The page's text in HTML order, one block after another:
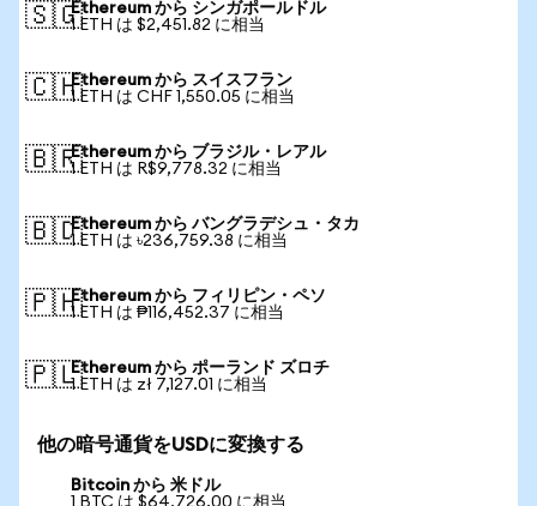
🇸🇬Ethereum から シンガポールドル
1 ETH は $2,451.82 に相当
🇨🇭Ethereum から スイスフラン
1 ETH は CHF 1,550.05 に相当
🇧🇷Ethereum から ブラジル・レアル
1 ETH は R$9,778.32 に相当
🇧🇩Ethereum から バングラデシュ・タカ
1 ETH は ৳236,759.38 に相当
🇵🇭Ethereum から フィリピン・ペソ
1 ETH は ₱116,452.37 に相当
🇵🇱Ethereum から ポーランド ズロチ
1 ETH は zł 7,127.01 に相当
他の暗号通貨をUSDに変換する
Bitcoin から 米ドル
1 BTC は $64,726.00 に相当